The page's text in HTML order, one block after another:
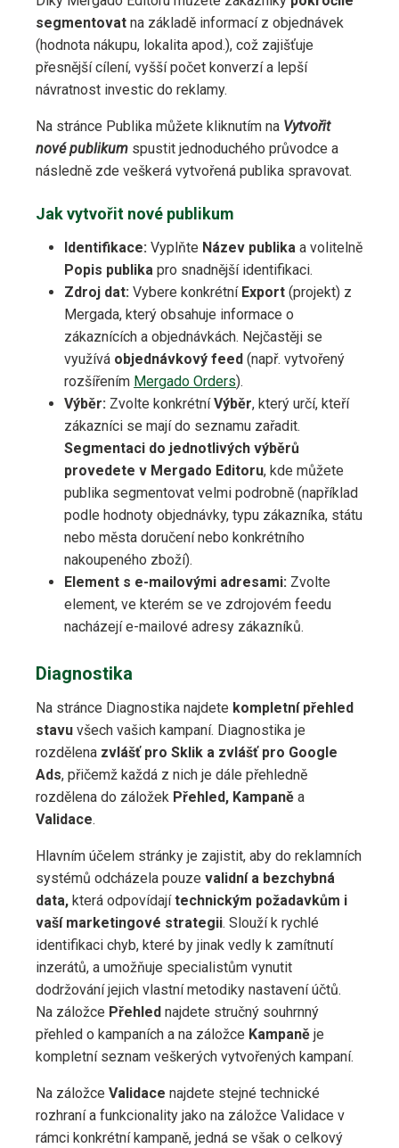
segmentovat na základě informací z objednávek
(hodnota nákupu, lokalita apod.), což zajišťuje
přesnější cílení, vyšší počet konverzí a lepší
návratnost investic do reklamy.
Na stránce Publika můžete kliknutím na Vytvořit
nové publikum spustit jednoduchého průvodce a
následně zde veškerá vytvořená publika spravovat.
Jak vytvořit nové publikum
Identifikace: Vyplňte Název publika a volitelně
Popis publika pro snadnější identifikaci.
Zdroj dat: Vybere konkrétní Export (projekt) z
Mergada, který obsahuje informace o
zákaznících a objednávkách. Nejčastěji se
využívá objednávkový feed (např. vytvořený
rozšířením Mergado Orders).
Výběr: Zvolte konkrétníVýběr, který určí, kteří
zákazníci se mají do seznamu zařadit.
Segmentaci do jednotlivých výběrů
provedete v Mergado Editoru, kde můžete
publika segmentovat velmi podrobně (například
podle hodnoty objednávky, typu zákazníka, státu
nebo města doručení nebo konkrétního
nakoupeného zboží).
Element s e-mailovými adresami: Zvolte
element, ve kterém se ve zdrojovém feedu
nacházejí e-mailové adresy zákazníků.
Diagnostika
Na stránce Diagnostika najdete kompletní přehled
stavu všech vašich kampaní. Diagnostika je
rozdělena zvlášť pro Sklik a zvlášť pro Google
Ads, přičemž každá z nich je dále přehledně
rozdělena do záložek Přehled, Kampaně a
Validace.
Hlavním účelem stránky je zajistit, aby do reklamních
systémů odcházela pouze validní a bezchybná
data, která odpovídajítechnickým požadavkům i
vaší marketingové strategii. Slouží k rychlé
identifikaci chyb, které by jinak vedly k zamítnutí
inzerátů, a umožňuje specialistům vynutit
dodržování jejich vlastní metodiky nastavení účtů.
Na záložce Přehled najdete stručný souhrnný
přehled o kampaních a na záložce Kampaně je
kompletní seznam veškerých vytvořených kampaní.
Na záložce Validace najdete stejné technické
rozhraní a funkcionality jako na záložce Validace v
rámci konkrétní kampaně, jedná se však o celkový